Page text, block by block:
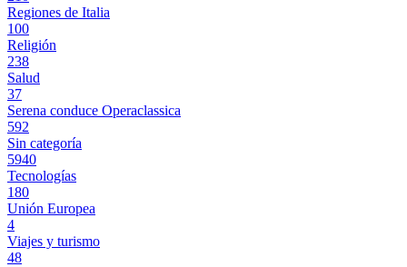
Regiones de Italia
100
Religión
238
Salud
37
Serena conduce Operaclassica
592
Sin categoría
5940
Tecnologías
180
Unión Europea
4
Viajes y turismo
48